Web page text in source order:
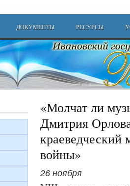
ДОКУМЕНТЫ РЕСУРСЫ
«Молчат ли
Дмитрия
краеведческий
войны»
26 ноября